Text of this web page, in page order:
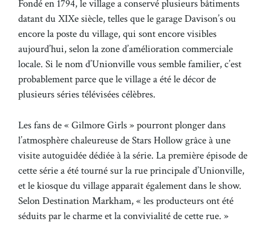
Fondé en 1794, le village a conservé plusieurs bâtiments
datant du XIXe siècle, telles que le garage Davison’s ou
encore la poste du village, qui sont encore visibles
aujourd’hui, selon la zone d’amélioration commerciale
locale. Si le nom d’Unionville vous semble familier, c’est
probablement parce que le village a été le décor de
plusieurs séries télévisées célèbres.
Les fans de « Gilmore Girls » pourront plonger dans
l’atmosphère chaleureuse de Stars Hollow grâce à une
visite autoguidée dédiée à la série. La première épisode de
cette série a été tourné sur la rue principale d’Unionville,
et le kiosque du village apparaît également dans le show.
Selon Destination Markham, « les producteurs ont été
séduits par le charme et la convivialité de cette rue. »